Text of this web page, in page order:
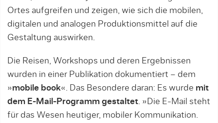
Ortes aufgreifen und zeigen, wie sich die mobilen,
digitalen und analogen Produktionsmittel auf die
Gestaltung auswirken.
Die Reisen, Workshops und deren Ergebnissen
wurden in einer Publikation dokumentiert – dem
»mobile book«. Das Besondere daran: Es wurde mit
dem E-Mail-Programm gestaltet . »Die E-Mail steht
für das Wesen heutiger, mobiler Kommunikation.